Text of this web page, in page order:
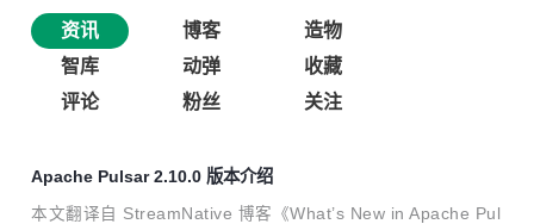
资讯 博客
造物
智库
动弹
收藏
评论
粉丝 关注
Apache Pulsar 2.10.0 版本介绍
本文翻译自 StreamNative 博客《What’s New in Apache Pul